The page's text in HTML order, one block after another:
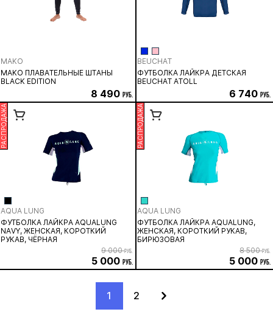
MAKO
MAKO ПЛАВАТЕЛЬНЫЕ ШТАНЫ
BLACK EDITION
8 490 руб.
BEUCHAT
ФУТБОЛКА ЛАЙКРА ДЕТСКАЯ
BEUCHAT ATOLL
6 740 руб.
РАСПРОДАЖА
AQUA LUNG
ФУТБОЛКА ЛАЙКРА AQUALUNG
NAVY, ЖЕНСКАЯ, КОРОТКИЙ
РУКАВ, ЧЁРНАЯ
9 000руб.
5 000 руб.
РАСПРОДАЖА
AQUA LUNG
ФУТБОЛКА ЛАЙКРА AQUALUNG,
ЖЕНСКАЯ, КОРОТКИЙ РУКАВ,
БИРЮЗОВАЯ
8 500руб.
5 000 руб.
1 2